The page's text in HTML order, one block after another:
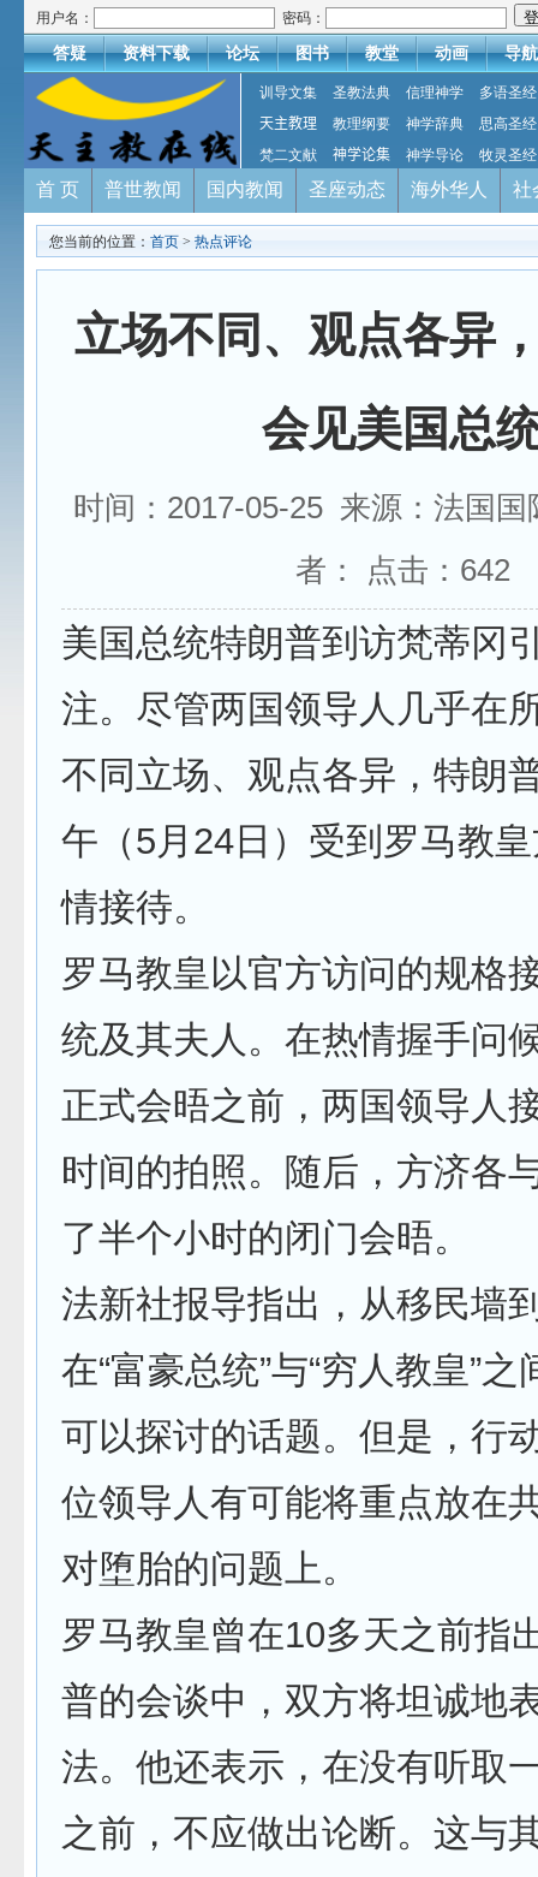
用户名： 密码：
答疑 资料下载 论坛 图书 教堂 动画 导航
训导文集 圣教法典 信理神学
多语圣经
天主教理
教理纲要 神学辞典
思高圣经
梵二文献
神学论集 神学导论 牧灵圣经
首 页 普世教闻 国内教闻 圣座动态 海外华人 社
您当前的位置： 首页 > 热点评论
立场不同、观点各异
会见美国总
时间：2017-05-25 来源：法国
者： 点击： 642
美国总统特朗普到访梵蒂冈
注。尽管两国领导人几乎在
不同立场、观点各异，特朗
午（5月24日）受到罗马教
情接待。
罗马教皇以官方访问的规格
统及其夫人。在热情握手问
正式会晤之前，两国领导人
时间的拍照。随后，方济各
了半个小时的闭门会晤。
法新社报导指出，从移民墙
在“富豪总统”与“穷人教皇”
可以探讨的话题。但是，行
位领导人有可能将重点放在
对堕胎的问题上。
罗马教皇曾在10多天之前指
普的会谈中，双方将坦诚地
法。他还表示，在没有听取
之前，不应做出论断。这与